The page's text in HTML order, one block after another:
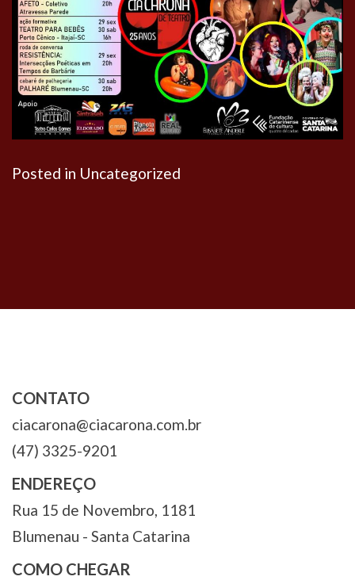
Posted in Uncategorized
CONTATO
ciacarona@ciacarona.com.br
(47) 3325-9201
ENDEREÇO
Rua 15 de Novembro, 1181
Blumenau - Santa Catarina
COMO CHEGAR